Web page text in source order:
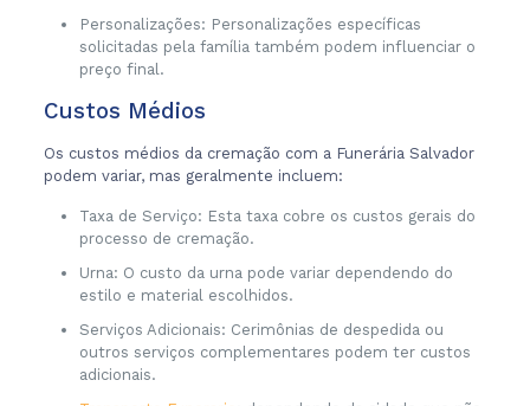
Personalizações: Personalizações específicas
solicitadas pela família também podem influenciar o
preço final.
Custos Médios
Os custos médios da cremação com a Funerária Salvador
podem variar, mas geralmente incluem:
Taxa de Serviço: Esta taxa cobre os custos gerais do
processo de cremação.
Urna: O custo da urna pode variar dependendo do
estilo e material escolhidos.
Serviços Adicionais: Cerimônias de despedida ou
outros serviços complementares podem ter custos
adicionais.